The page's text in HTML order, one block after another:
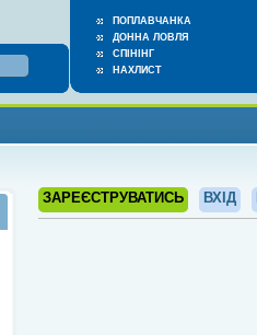
ПОПЛАВЧАНКА
ДОННА ЛОВЛЯ
СПІНІНГ
НАХЛИСТ
ЗАРЕЄСТРУВАТИСЬ ВХІД